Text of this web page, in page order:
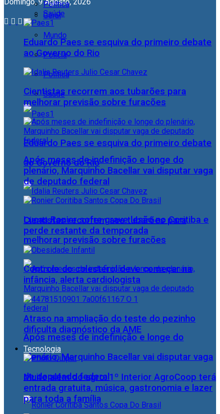
Geral
Mundo
Polícia
Política
Saúde
Eduardo Paes se esquiva do primeiro debate
ao Governo do Rio
Cientistas recorrem aos tubarões para
melhorar previsão sobre furacões
Após meses de indefinição e longe do
plenário, Marquinho Bacellar vai disputar vaga
de deputado federal
Política
Saúde
Eduardo Paes se esquiva do primeiro debate
ao Governo do Rio
Cientistas recorrem aos tubarões para
melhorar previsão sobre furacões
Após meses de indefinição e longe do
plenário, Marquinho Bacellar vai disputar vaga
de deputado federal
Lucas Ronier sofre grave lesão no Coritiba e
perde restante da temporada
Controle do colesterol deve começar na
infância, alerta cardiologista
Atraso na ampliação do teste do pezinho
dificulta diagnóstico da AME
Tecnologia
Muito além do agro: 1º Interior AgroCoop terá
entrada gratuita, música, gastronomia e lazer
para toda a família